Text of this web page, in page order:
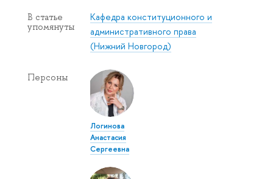
В статье
упомянуты
Кафедра конституционного и
административного права
(Нижний Новгород)
Персоны
Логинова
Анастасия
Сергеевна